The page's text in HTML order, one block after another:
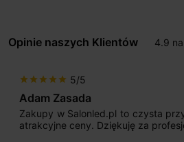
Opinie naszych Klientów 4.9
star star star star star 5/5
Adam Zasada
Zakupy w Salonled.pl to czysta
atrakcyjne ceny. Dziękuję za